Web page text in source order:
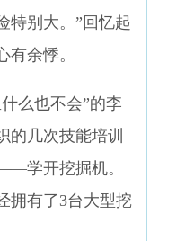
特别大。”回忆起
余悸。
么也不会”的李
的几次技能培训
学开挖掘机。
拥有了3台大型挖